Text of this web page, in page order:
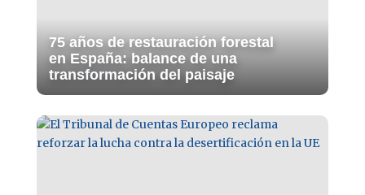
75 años de restauración forestal
en España: balance de una
transformación del paisaje